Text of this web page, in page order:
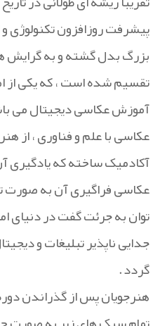
پیشرفت روزافزون تکنولوژی
بزرگ بدل گشته و به گرایش
تقسیم شده است ، که یکی از
آموزش عکاسی دیجیتال می
عکاسی با علم و فناوری ، از
آکادمیک ساخته که
عکاسی فراگیری آن به
توان به جرئت گفت در دنیای
جدایی ناپذیر تبلیغات و
گردد.
هنرجویان پس از گذراندن